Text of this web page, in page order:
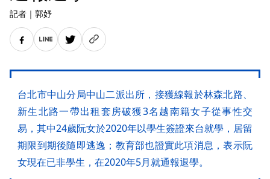
記者 ｜ 郭妤
台北市中山分局中山二派出所，接獲線報於林森北路、
新生北路一帶出租套房破獲3名越南籍女子從事性交
易，其中24歲阮女於2020年以學生簽證來台就學，居留
期限到期後隨即逃逸；教育部也證實此項消息，表示阮
女現在已非學生，在2020年5月就通報退學。